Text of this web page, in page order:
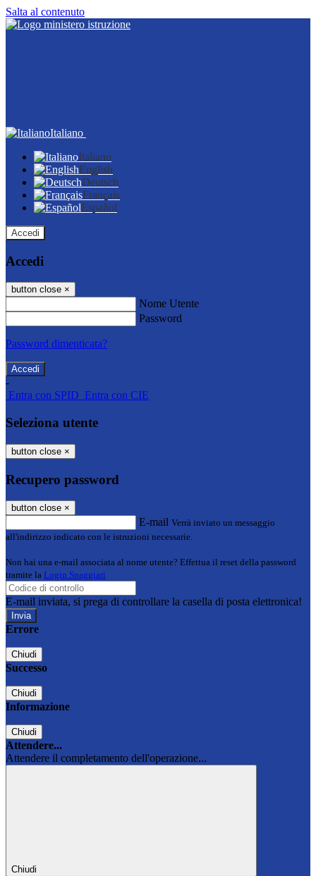
Salta al contenuto
Italiano
Italiano
English
Deutsch
Français
Español
Accedi
Accedi
button close ×
Nome Utente
Password
Password dimenticata?
-
Entra con SPID Entra con CIE
Seleziona utente
button close ×
Recupero password
button close ×
E-mail Verrà inviato un messaggio
all'indirizzo indicato con le istruzioni necessarie.
Non hai una e-mail associata al nome utente? Effettua il reset della password
tramite la Login Spaggiari
E-mail inviata, si prega di controllare la casella di posta elettronica!
Errore
Chiudi
Successo
Chiudi
Informazione
Chiudi
Attendere...
Attendere il completamento dell'operazione...
Chiudi